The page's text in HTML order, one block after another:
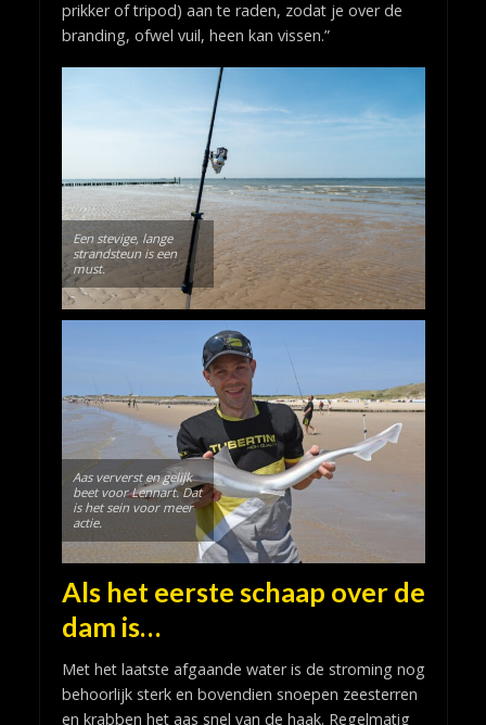
prikker of tripod) aan te raden, zodat je over de
branding, ofwel vuil, heen kan vissen.”
Een stevige, lange
strandsteun is een
must.
Aas ververst en gelijk
beet voor Lennart. Dat
is het sein voor meer
actie.
Als het eerste schaap over de
dam is…
Met het laatste afgaande water is de stroming nog
behoorlijk sterk en bovendien snoepen zeesterren
en krabben het aas snel van de haak. Regelmatig